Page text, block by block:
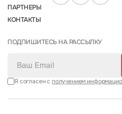
ПАРТНЕРЫ
КОНТАКТЫ
ПОДПИШИТЕСЬ НА РАССЫЛКУ
Я согласен с получением